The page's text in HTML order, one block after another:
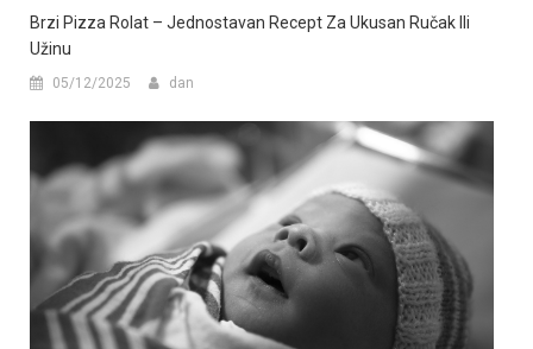
Brzi Pizza Rolat – Jednostavan Recept Za Ukusan Ručak Ili
Užinu
05/12/2025 dan